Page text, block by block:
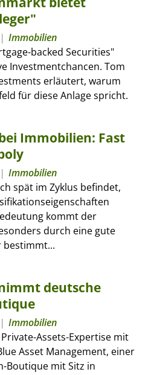
Immobilien
backed Securities"
Investmentchancen. Tom
erläutert, warum
für diese Anlage spricht.
Immobilien: Fast
Immobilien
spät im Zyklus befindet,
kommt der
durch eine gute
deutsche
Immobilien
Assets-Expertise mit
Asset Management, einer
Boutique mit Sitz in